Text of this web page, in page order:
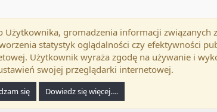
Kontakt Regulamin
wykonane przezprogramyzadarmo.net.pl
gromadzenia informacji
statystyk oglądalności czy efektywności
Użytkownik wyraża zgodę na używanie i
swojej przeglądarki internetowej.
się Dowiedz się więcej.…